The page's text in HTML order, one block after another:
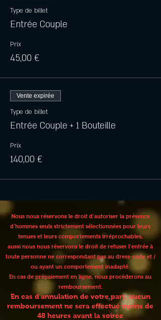
Type de billet
Entrée Couple
Prix
45,00 €
Vente expirée
Type de billet
Entrée Couple + 1 Bouteille
Prix
140,00 €
Nous nous réservons le droit d’autoriser la présence
d’hommes seuls strictement sélectionnées pour leurs
tenues et leurs comportements irréprochables,
aussi nous nous réservons le droit de refuser l’entrée à
toute personne ne correspondant pas au dress-code et /
ou ayant un comportement inadapté.
En cas de prépaiement en ligne, nous procèderons au
remboursement.
En cas d'annulation de votre part, aucun
remboursement ne sera effectué moins de
48 heures avant la soirée